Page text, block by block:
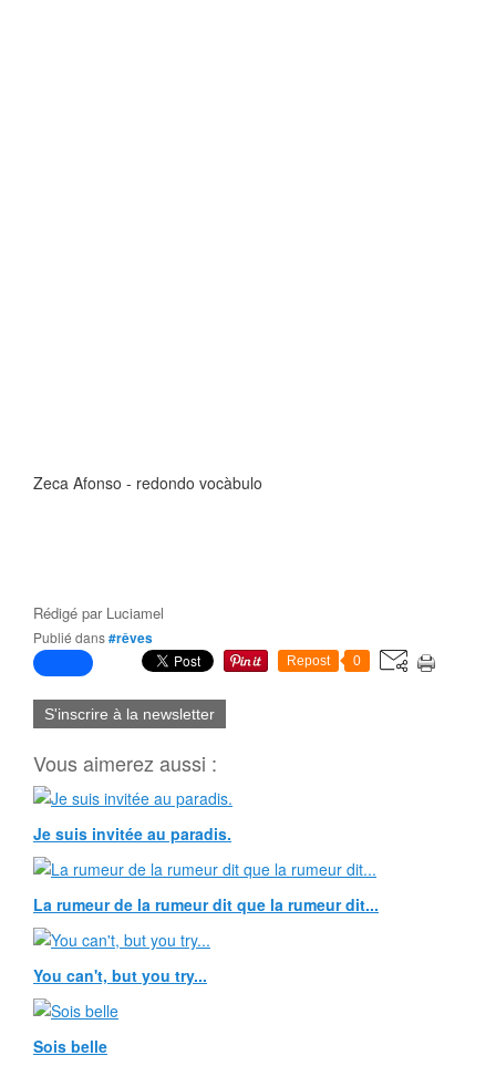
Zeca Afonso - redondo vocàbulo
Rédigé par Luciamel
Publié dans#rêves
Repost 0
S'inscrire à la newsletter
Vous aimerez aussi :
Je suis invitée au paradis.
La rumeur de la rumeur dit que la rumeur dit...
You can't, but you try...
Sois belle